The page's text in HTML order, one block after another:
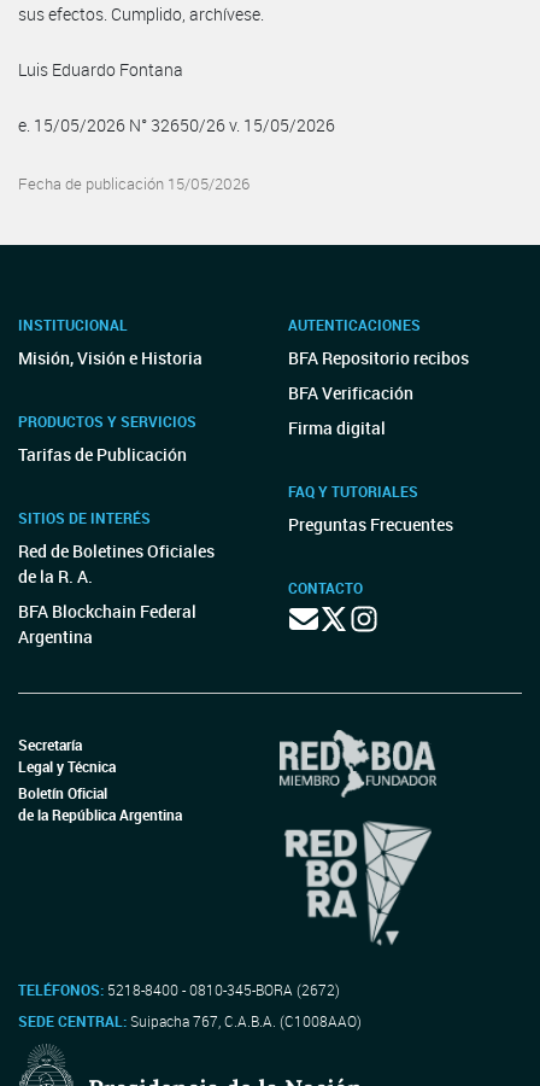
sus efectos. Cumplido, archívese.
Luis Eduardo Fontana
e. 15/05/2026 N° 32650/26 v. 15/05/2026
Fecha de publicación 15/05/2026
INSTITUCIONAL
Misión, Visión e Historia
PRODUCTOS Y SERVICIOS
Tarifas de Publicación
SITIOS DE INTERÉS
Red de Boletines Oficiales
de la R. A.
BFA Blockchain Federal
Argentina
AUTENTICACIONES
BFA Repositorio recibos
BFA Verificación
Firma digital
FAQ Y TUTORIALES
Preguntas Frecuentes
CONTACTO
Secretaría
Legal y Técnica
Boletín Oficial
de la República Argentina
TELÉFONOS: 5218-8400 - 0810-345-BORA (2672)
SEDE CENTRAL:Suipacha 767, C.A.B.A. (C1008AAO)